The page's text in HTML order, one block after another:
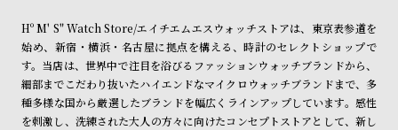
Hº M' S" Watch Store/エイチエムエスウォッチストアは、東京表参道を
始め、新宿・横浜・名古屋に拠点を構える、時計のセレクトショップで
す。当店は、世界中で注目を浴びるファッションウォッチブランドから、
細部までこだわり抜いたハイエンドなマイクロウォッチブランドまで、多
種多様な国から厳選したブランドを幅広くラインアップしています。感性
を刺激し、洗練された大人の方々に向けたコンセプトストアとして、新し